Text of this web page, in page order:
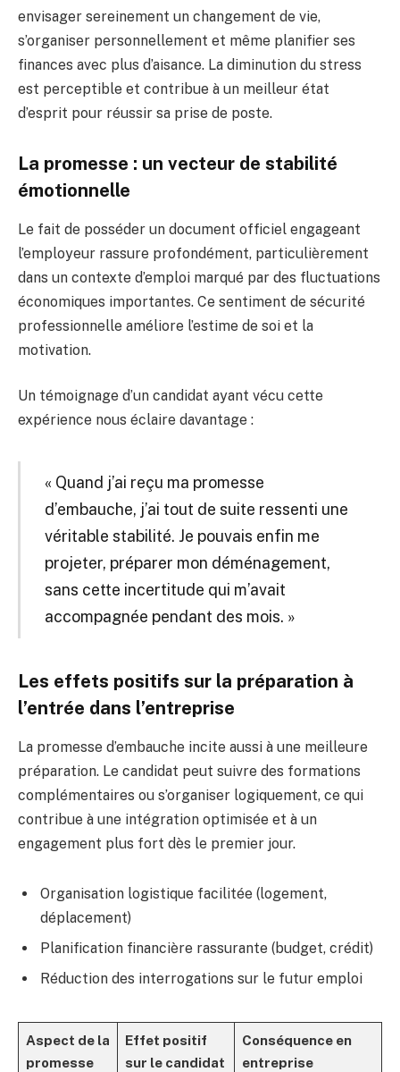
envisager sereinement un changement de vie,
s’organiser personnellement et même planifier ses
finances avec plus d’aisance. La diminution du stress
est perceptible et contribue à un meilleur état
d’esprit pour réussir sa prise de poste.
La promesse : un vecteur de stabilité
émotionnelle
Le fait de posséder un document officiel engageant
l’employeur rassure profondément, particulièrement
dans un contexte d’emploi marqué par des fluctuations
économiques importantes. Ce sentiment de sécurité
professionnelle améliore l’estime de soi et la
motivation.
Un témoignage d’un candidat ayant vécu cette
expérience nous éclaire davantage :
« Quand j’ai reçu ma promesse
d’embauche, j’ai tout de suite ressenti une
véritable stabilité. Je pouvais enfin me
projeter, préparer mon déménagement,
sans cette incertitude qui m’avait
accompagnée pendant des mois. »
Les effets positifs sur la préparation à
l’entrée dans l’entreprise
La promesse d’embauche incite aussi à une meilleure
préparation. Le candidat peut suivre des formations
complémentaires ou s’organiser logiquement, ce qui
contribue à une intégration optimisée et à un
engagement plus fort dès le premier jour.
Organisation logistique facilitée (logement,
déplacement)
Planification financière rassurante (budget, crédit)
Réduction des interrogations sur le futur emploi
Aspect de la
promesse
Effet positif
sur le candidat
Conséquence en
entreprise